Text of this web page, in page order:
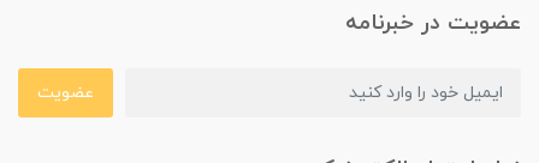
عضویت در خبرنامه
عضویت